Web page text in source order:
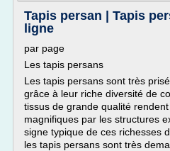
Tapis persan | Tapis
ligne
par page
Les tapis persans
Les tapis persans sont très
grâce à leur riche diversité de
tissus de grande qualité
magnifiques par les structures
signe typique de ces richesses
les tapis persans sont très